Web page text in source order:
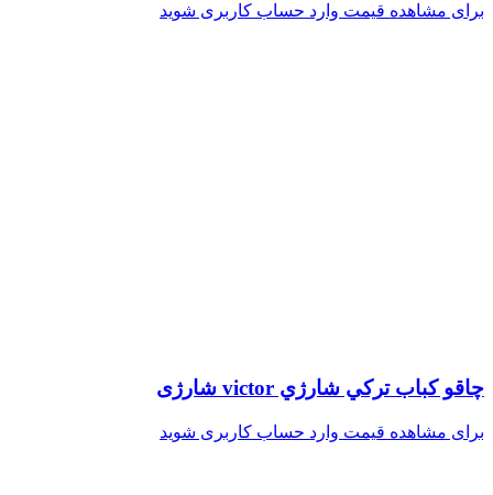
برای مشاهده قیمت وارد حساب کاربری شوید
چاقو كباب تركي شارژي victor شارژی
برای مشاهده قیمت وارد حساب کاربری شوید